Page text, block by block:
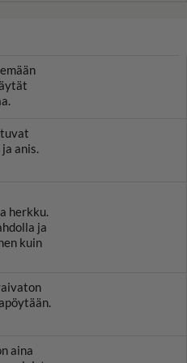
anis.
herkku.
ja
kuin
aina